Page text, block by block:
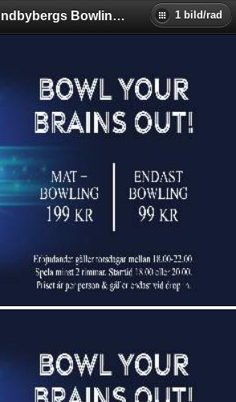
Sundbybergs Bowlinghall (Stockholm) 1 bild/rad